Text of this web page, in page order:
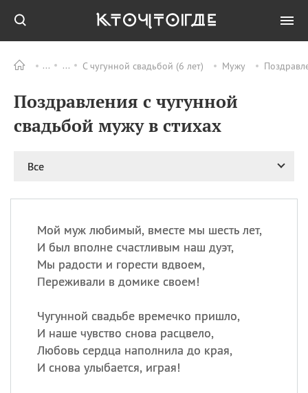
С чугунной свадьбой (6 лет) Мужу
Поздравления с чугунной
свадьбой мужу в стихах
Все
Мой муж любимый, вместе мы шесть лет,
И был вполне счастливым наш дуэт,
Мы радости и горести вдвоем,
Переживали в домике своем!
Чугунной свадьбе времечко пришло,
И наше чувство снова расцвело,
Любовь сердца наполнила до края,
И снова улыбается, играя!
ПРАЗДНИКИ Все
06.08 Преображение
Господне у западных
христиан
Романа и Давида
мучеников
Национальный день
маяка
ИМЕНА
Сегодня празднуют именины